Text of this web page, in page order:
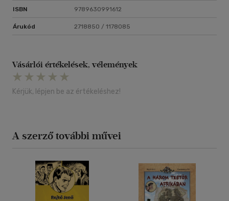
ISBN 9789630991612
Árukód 2718850 / 1178085
Vásárlói értékelések, vélemények
Kérjük, lépjen be az értékeléshez!
A szerző további művei